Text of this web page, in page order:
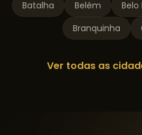
Batalha
Belém
Branquinha
Ver todas as